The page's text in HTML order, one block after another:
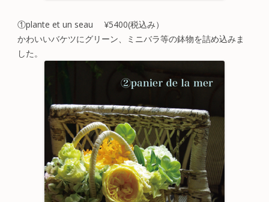
①plante et un seau ¥5400(税込み）
かわいいバケツにグリーン、ミニバラ等の鉢物を詰め込みま
した。